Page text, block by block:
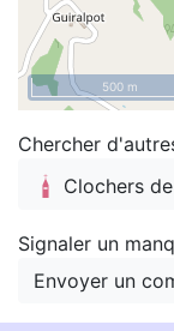
500 m
Chercher
Clochers
Signaler un
Envoyer un